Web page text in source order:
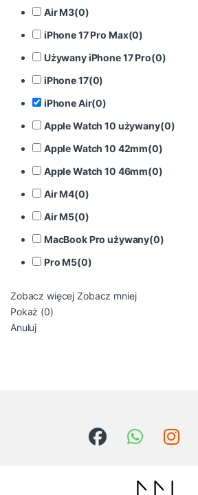
Air M3(0)
iPhone 17 Pro Max(0)
Używany iPhone 17 Pro(0)
iPhone 17(0)
iPhone Air(0)
Apple Watch 10 używany(0)
Apple Watch 10 42mm(0)
Apple Watch 10 46mm(0)
Air M4(0)
Air M5(0)
MacBook Pro używany(0)
Pro M5(0)
Zobacz więcej Zobacz mniej
Pokaż (0)
Anuluj